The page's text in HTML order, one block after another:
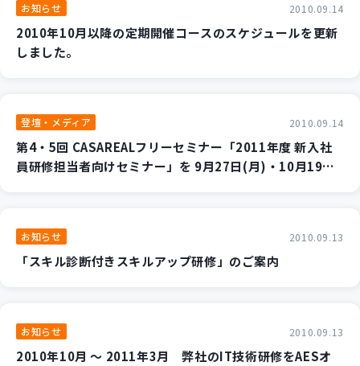
お知らせ 2010.09.14
2010年10月以降の定期開催コースのスケジュールを更新
しました。
登壇・メディア 2010.09.14
第4・5回 CASAREALフリーセミナー「2011年度 新入社
員研修担当者向けセミナー」を 9月27日(月)・10月19日
お知らせ 2010.09.13
「スキル診断付きスキルアップ研修」のご案内
お知らせ 2010.09.13
2010年10月 ～ 2011年3月 弊社のIT技術研修をAESオ